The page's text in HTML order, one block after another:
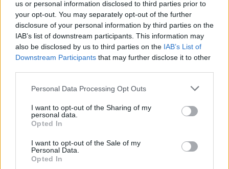
us or personal information disclosed to third parties prior to
your opt-out. You may separately opt-out of the further
disclosure of your personal information by third parties on the
IAB’s list of downstream participants. This information may
also be disclosed by us to third parties on the IAB’s List of
Downstream Participants that may further disclose it to other
Please note that this website/app uses one or more Google
not limited to your visit or usage behaviour. You may click to
grant or deny consent to Google and its third-party tags to
use your data for below specified purposes in below Google
consent section.
Personal Data Processing Opt Outs
I want to opt-out of the Sharing of my
personal data.
Opted In
I want to opt-out of the Sale of my
Personal Data.
Opted In
Πηγή: Shutterstock
Η παραλία είναι μεγάλη (εκτείνεται περίπου σε ένα
χιλιόμετρο) και αμμώδης (αλλά έχει και σημεία με